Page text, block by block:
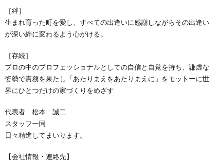
［絆］
生まれ育った町を愛し、すべての出逢いに感謝しながらその出逢い
が深い絆に変わるよう心がける。
［存続］
プロの中のプロフェッショナルとしての自信と自覚を持ち、謙虚な
姿勢で責務を果たし「あたりまえをあたりまえに」をモットーに世
界にひとつだけの家づくりをめざす
代表者 松本 誠二
スタッフ一同
日々精進してまいります。
【会社情報・連絡先】